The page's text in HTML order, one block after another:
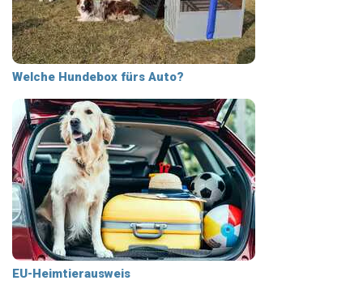
Welche Hundebox fürs Auto?
EU-Heimtierausweis